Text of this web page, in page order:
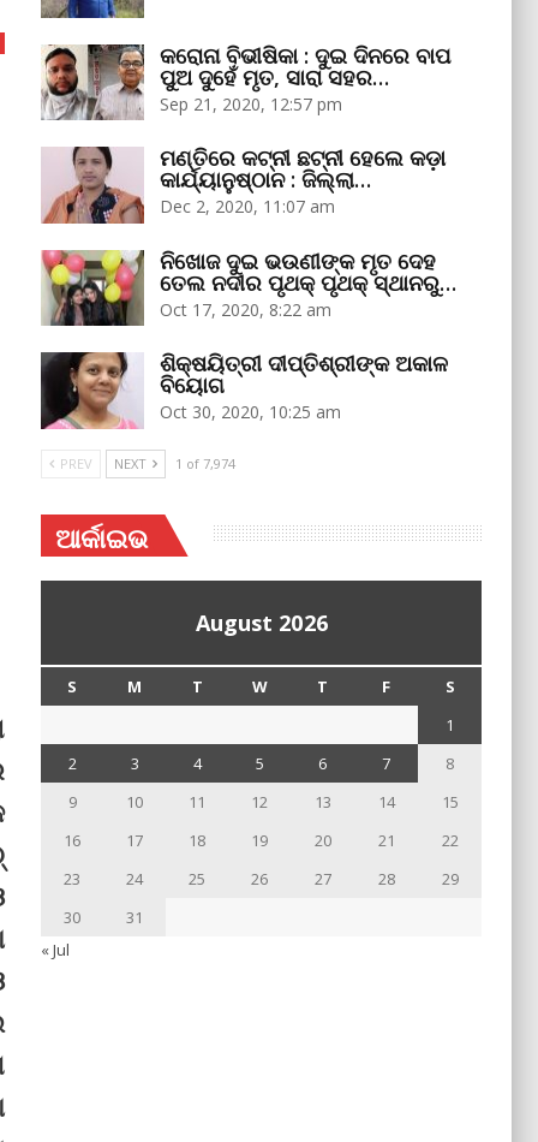
କରୋନା ବିଭୀଷିକା : ଦୁଇ ଦିନରେ ବାପ
ପୁଅ ଦୁହେଁ ମୃତ, ସାରା ସହର…
Sep 21, 2020, 12:57 pm
ମଣ୍ତିରେ କଟ୍‌ନୀ ଛଟ୍‌ନୀ ହେଲେ କଡ଼ା
କାର୍ଯ୍ୟାନୁଷ୍ଠାନ : ଜିଲ୍ଲା…
Dec 2, 2020, 11:07 am
ନିଖୋଜ ଦୁଇ ଭଉଣୀଙ୍କ ମୃତ ଦେହ
ତେଲ ନଦୀର ପୃଥକ୍‌ ପୃଥକ୍‌ ସ୍ଥାନରୁ…
Oct 17, 2020, 8:22 am
ଶିକ୍ଷୟିତ୍ରୀ ଦୀପ୍ତିଶ୍ରୀଙ୍କ ଅକାଳ
ବିୟୋଗ
Oct 30, 2020, 10:25 am
PREV NEXT 1 of 7,974
ଆର୍କାଇଭ
August 2026
S M T W T F
S
1
2
3 4 5 6 7
8
9
10 11 12 13 14
15
16
17 18 19 20 21
22
23
24 25 26 27 28
29
30
31
« Jul